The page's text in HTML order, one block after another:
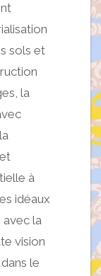
sols et
la
à
idéaux
avec la
vision
le